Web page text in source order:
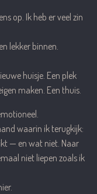
op. Ik heb er veel zin
lekker binnen.
huisje. Een plek
maken. Een thuis.
waarin ik terugkijk:
— en wat niet. Naar
niet liepen zoals ik